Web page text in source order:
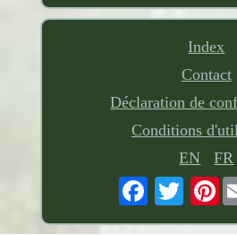
Index
Contact
Déclaration de
Conditions
EN
FR